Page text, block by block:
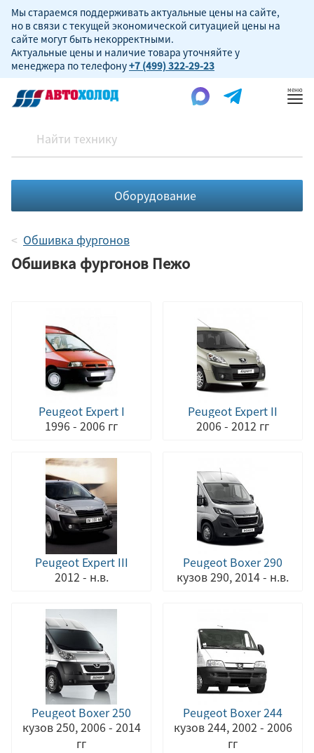
Мы стараемся поддерживать актуальные цены на сайте,
но в связи с текущей экономической ситуацией цены на
сайте могут быть некорректными.
Актуальные цены и наличие товара уточняйте у
менеджера по телефону+7 (499) 322-29-23
Оборудование
Обшивка фургонов
Обшивка фургонов Пежо
Peugeot Expert I
1996 - 2006 гг
Peugeot Expert II
2006 - 2012 гг
Peugeot Expert III
2012 - н.в.
Peugeot Boxer 290
кузов 290, 2014 - н.в.
Peugeot Boxer 250
кузов 250, 2006 - 2014
гг
Peugeot Boxer 244
кузов 244, 2002 - 2006
гг